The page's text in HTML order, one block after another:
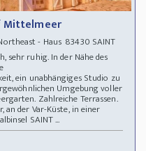
Mittelmeer
- Haus 83430 SAINT
sehr ruhig. In der Nähe des
ein unabhängiges Studio zu
Umgebung voller
Zahlreiche Terrassen.
an der Var-Küste, in einer
SAINT ...